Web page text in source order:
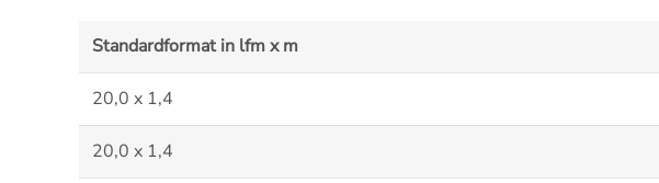
Standardformat in lfm x m
20,0 x 1,4
20,0 x 1,4